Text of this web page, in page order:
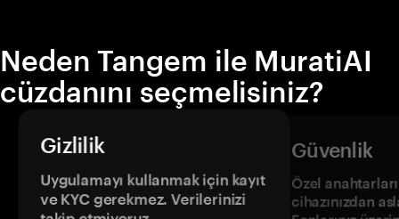
Neden Tangem ile MuratiAI
cüzdanını seçmelisiniz?
Gizlilik
Uygulamayı kullanmak için kayıt
ve KYC gerekmez. Verilerinizi
Güvenlik
Özel
cihazınızdan